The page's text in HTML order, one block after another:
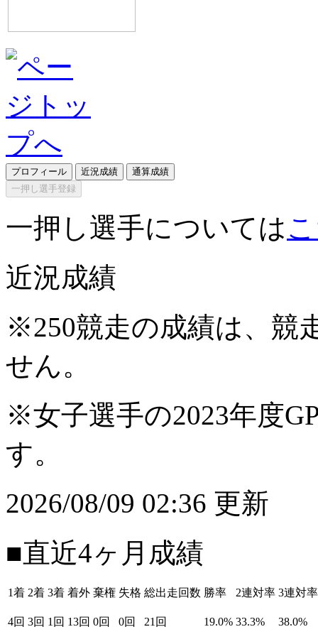
プロフィール 近況成績
通算成績
一押し選手登録
一押し選手については
近況成績
※250競走の成績は、競
せん。
※女子選手の2023年度
す。
2026/08/09 02:36 更新
■直近4ヶ月成績
1着 2着 3着 着外 棄権 失格 総出走回数 勝率 2連対率 3連対率
4回 3回 1回 13回 0回 0回 21回 19.0% 33.3% 38.0%